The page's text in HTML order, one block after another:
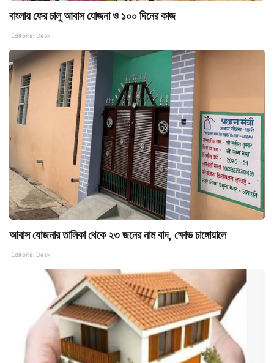
বাংলায় ফের চালু আবাস যোজনা ও ১০০ দিনের কাজ
Editorial Desk
আবাস যোজনার তালিকা থেকে ২৩ জনের নাম বাদ, ক্ষোভ চাঙ্গোয়ালে
Editorial Desk